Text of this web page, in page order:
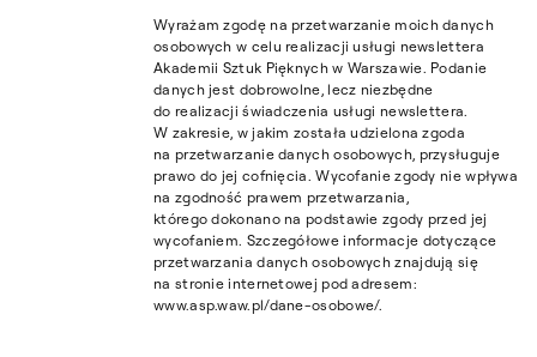
Wyrażam zgodę na przetwarzanie moich danych
osobowych w celu realizacji usługi newslettera
Akademii Sztuk Pięknych w Warszawie. Podanie
danych jest dobrowolne, lecz niezbędne
do realizacji świadczenia usługi newslettera.
W zakresie, w jakim została udzielona zgoda
na przetwarzanie danych osobowych, przysługuje
prawo do jej cofnięcia. Wycofanie zgody nie wpływa
na zgodność prawem przetwarzania,
którego dokonano na podstawie zgody przed jej
wycofaniem. Szczegółowe informacje dotyczące
przetwarzania danych osobowych znajdują się
na stronie internetowej pod adresem:
www.asp.waw.pl/dane-osobowe/.